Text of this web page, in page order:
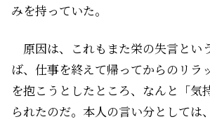
みを持っていた。
原因は、これもまた栄の失言とい
ば、仕事を終えて帰ってからのリラ
を抱こうとしたところ、なんと「気
られたのだ。本人の言い分としては